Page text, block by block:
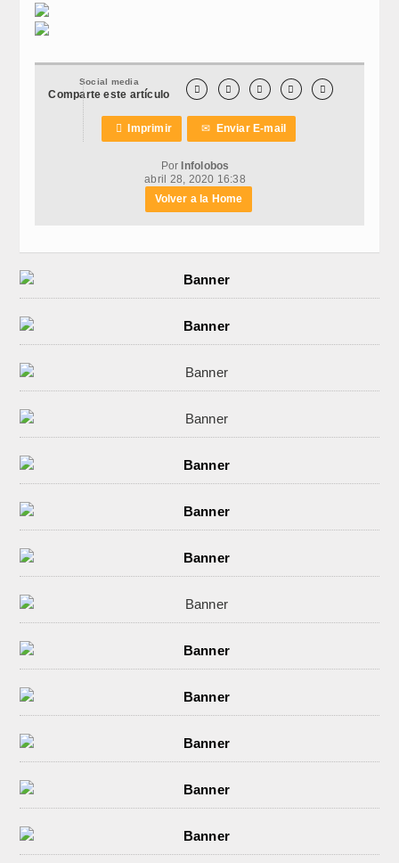
Social media
Comparte este artículo     
 Imprimir ✉ Enviar E-mail
Por Infolobos
abril 28, 2020 16:38
Volver a la Home